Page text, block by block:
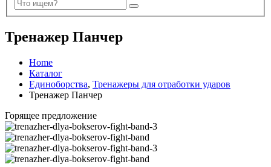
Тренажер Панчер
Home
Каталог
Единоборства, Тренажеры для отработки ударов
Тренажер Панчер
Горящее предложение